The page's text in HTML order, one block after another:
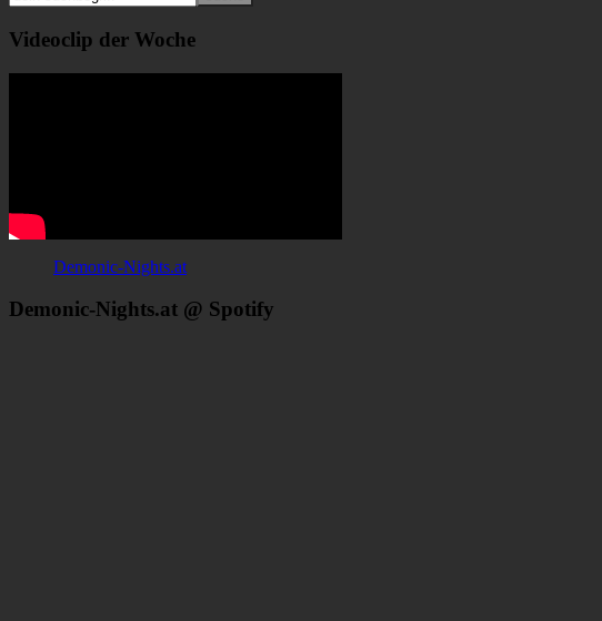
Videoclip der Woche
Demonic-Nights.at
Demonic-Nights.at @ Spotify